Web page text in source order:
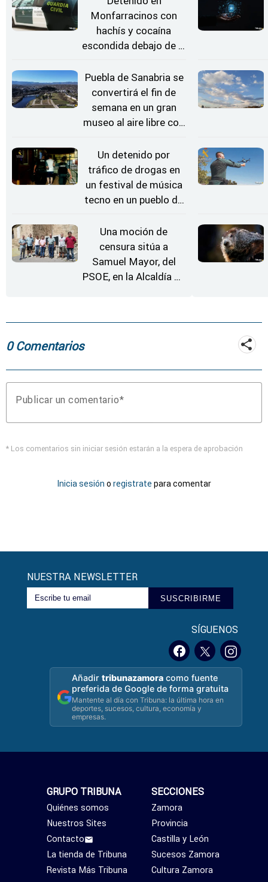
Monfarracinos con
hachís y cocaína
escondida debajo de la
coche
Puebla de Sanabria se
convertirá el fin de
semana en un gran
museo al aire libre con
Un detenido por
tráfico de drogas en
un festival de música
tecno en un pueblo de
Una moción de
censura sitúa a
Samuel Mayor, del
PSOE, en la Alcaldía de
0 Comentarios
Publicar un comentario
* Los comentarios sin iniciar sesión estarán a la espera de aprobación
Inicia sesión o registrate para comentar
NUESTRA NEWSLETTER
SUSCRIBIRME
SÍGUENOS
Añadirtribunazamora como fuente
preferida de Google de forma gratuita
Mantente al día con Tribuna: la última hora en
deportes, sucesos, cultura, economía y
empresas.
SECCIONES
Zamora
Provincia
Castilla y León
Sucesos Zamora
Cultura Zamora
GRUPO TRIBUNA
Quiénes somos
Nuestros Sites
Contacto
La tienda de Tribuna
Revista Más Tribuna